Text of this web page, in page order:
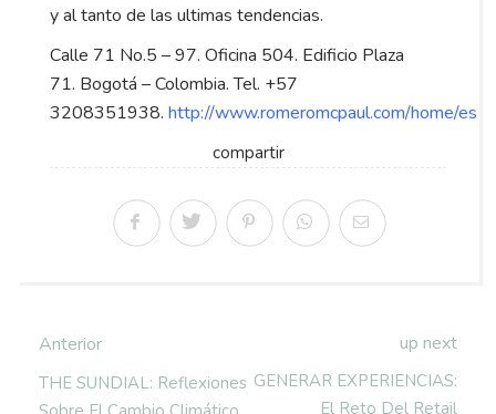
y al tanto de las ultimas tendencias.
Calle 71 No.5 – 97. Oficina 504. Edificio Plaza
71. Bogotá – Colombia. Tel. +57
3208351938. http://www.romeromcpaul.com/home/es
compartir
Anterior
THE SUNDIAL: Reflexiones
up next
GENERAR EXPERIENCIAS:
El Reto Del Retail